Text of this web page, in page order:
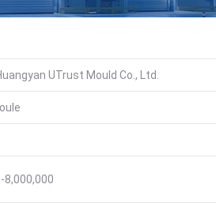
UTrust Mould Co., Ltd.
8,000,000